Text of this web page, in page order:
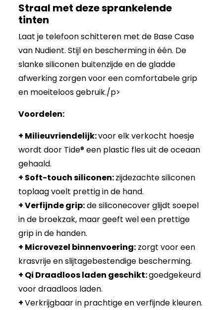
Straal met deze sprankelende
tinten
Laat je telefoon schitteren met de Base Case
van Nudient. Stijl en bescherming in één. De
slanke siliconen buitenzijde en de gladde
afwerking zorgen voor een comfortabele grip
en moeiteloos gebruik./p>
Voordelen:
+ Milieuvriendelijk:voor elk verkocht hoesje
wordt door Tide® een plastic fles uit de oceaan
gehaald.
+ Soft-touch siliconen:zijdezachte siliconen
toplaag voelt prettig in de hand.
+ Verfijnde grip:de siliconecover glijdt soepel
in de broekzak, maar geeft wel een prettige
grip in de handen.
+ Microvezel binnenvoering: zorgt voor een
krasvrije en slijtagebestendige bescherming.
+ Qi Draadloos laden geschikt:goedgekeurd
voor draadloos laden.
+Verkrijgbaar in prachtige en verfijnde kleuren.